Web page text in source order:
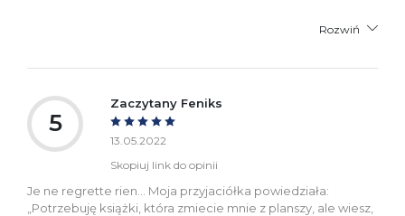
Rozwiń
5
Zaczytany Feniks
13.05.2022
Skopiuj link do opinii
Je ne regrette rien… Moja przyjaciółka powiedziała:
„Potrzebuję książki, która zmiecie mnie z planszy, ale wiesz,